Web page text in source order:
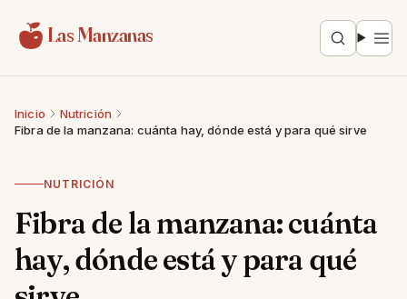
Las Manzanas
Inicio
Nutrición
Fibra de la manzana: cuánta hay, dónde está y para qué sirve
NUTRICIÓN
Fibra de la manzana: cuánta
hay, dónde está y para qué